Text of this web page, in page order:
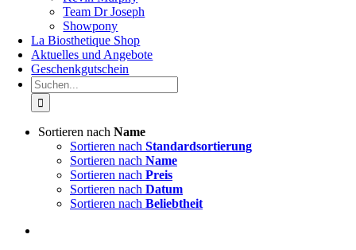
Team Dr Joseph
Showpony
La Biosthetique Shop
Aktuelles und Angebote
Geschenkgutschein
Suche
nach:
Sortieren nach Name
Sortieren nach Standardsortierung
Sortieren nach Name
Sortieren nach Preis
Sortieren nach Datum
Sortieren nach Beliebtheit